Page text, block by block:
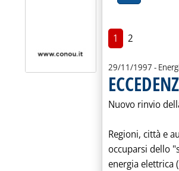
1 2
29/11/1997 -
Nuovo rinvio
Regioni, città e
occuparsi dello
energia elettrica